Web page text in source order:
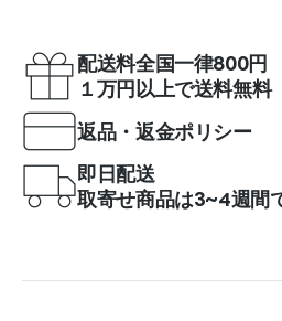
配送料全国一律800円
１万円以上で送料無料
返品・返金ポリシー
即日配送
取寄せ商品は3~4週間